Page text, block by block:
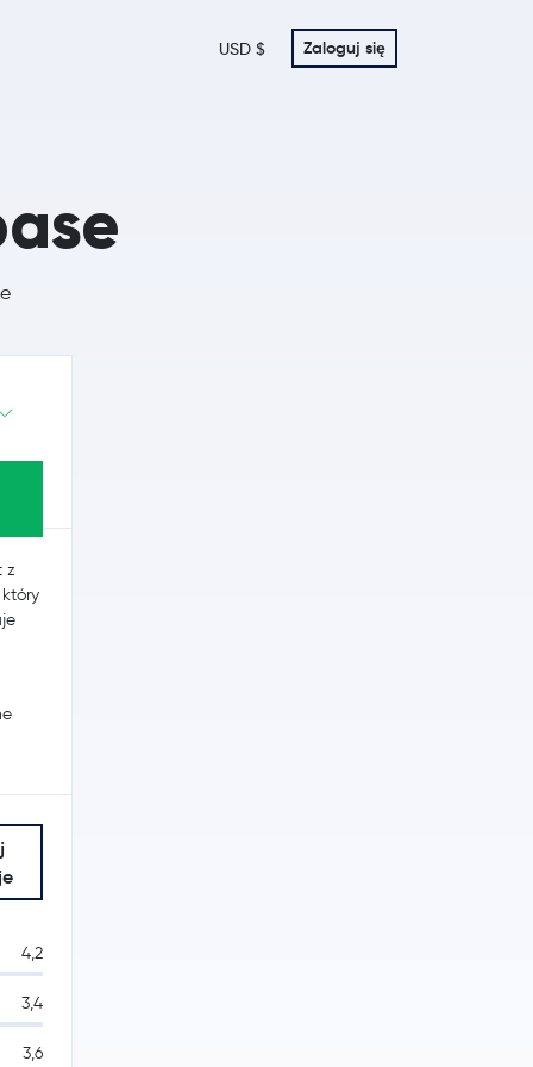
USD $ Zaloguj się
z
4,2
3,4
3,6